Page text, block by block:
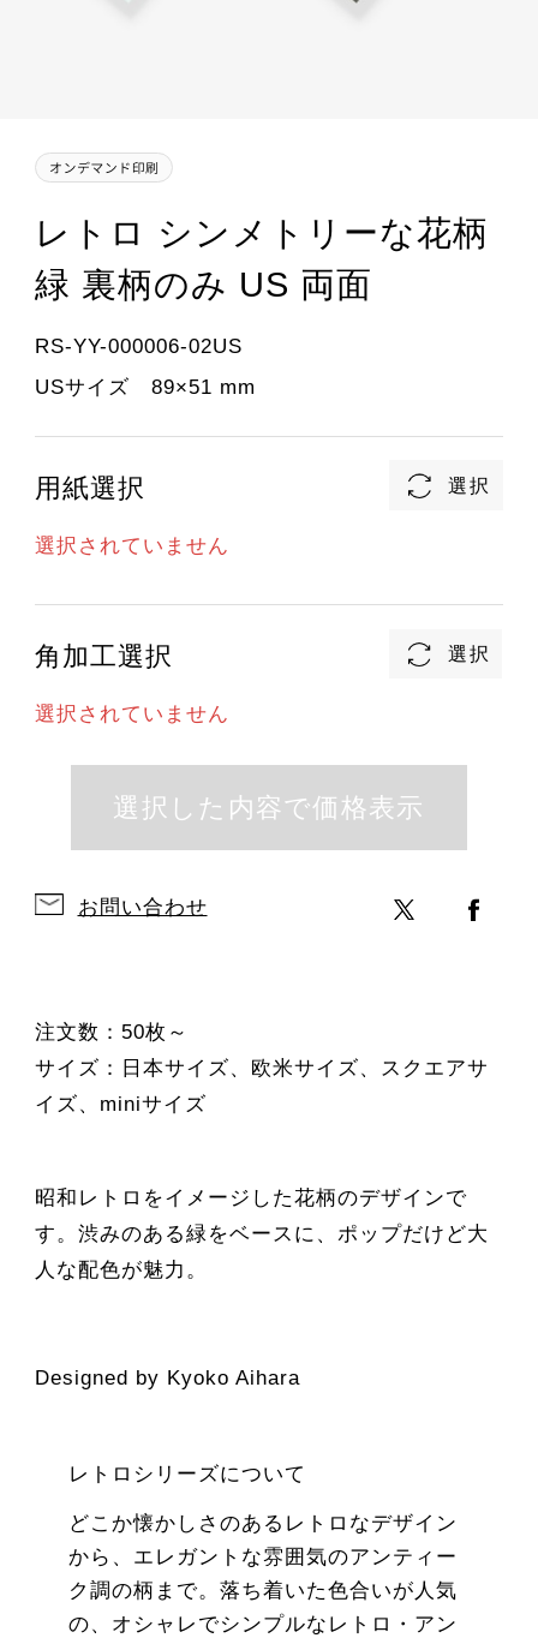
レトロ シンメトリーな花柄
緑 裏柄のみ US 両面
RS-YY-000006-02US
USサイズ 89×51 mm
用紙選択
選択されていません
角加工選択
選択されていません
お問い合わせ
注文数：50枚～
サイズ：日本サイズ、欧米サイズ、スクエアサ
イズ、miniサイズ
昭和レトロをイメージした花柄のデザインで
す。渋みのある緑をベースに、ポップだけど大
人な配色が魅力。
Designed by Kyoko Aihara
レトロシリーズについて
どこか懐かしさのあるレトロなデザイン
から、エレガントな雰囲気のアンティー
ク調の柄まで。落ち着いた色合いが人気
の、オシャレでシンプルなレトロ・アン